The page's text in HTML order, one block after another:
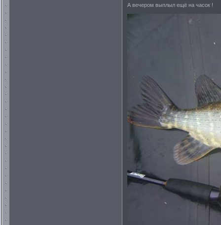
А вечером выплыл ещё на часок !